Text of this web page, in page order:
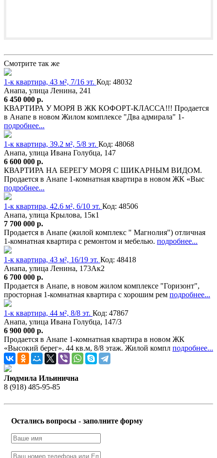
Смотрите так же
1-к квартира, 43 м², 7/16 эт. Код: 48032
Анапа, улица Ленина, 241
6 450 000 р.
КВАРТИРА У МОРЯ В ЖК КОФОРТ-КЛАССА!!! Продается
в Анапе в новом Жилом комплексе "Два адмирала" 1-
подробнее...
1-к квартира, 39.2 м², 5/8 эт. Код: 48068
Анапа, улица Ивана Голубца, 147
6 600 000 р.
КВАРТИРА НА БЕРЕГУ МОРЯ С ШИКАРНЫМ ВИДОМ.
Продается в Анапе 1-комнатная квартира в новом ЖК «Выс
подробнее...
1-к квартира, 42.6 м², 6/10 эт. Код: 48506
Анапа, улица Крылова, 15к1
7 700 000 р.
Продается в Анапе (жилой комплекс " Магнолия") отличная
1-комнатная квартира с ремонтом и мебелью. подробнее...
1-к квартира, 43 м², 16/19 эт. Код: 48418
Анапа, улица Ленина, 173Ак2
6 700 000 р.
Продается в Анапе, в новом жилом комплексе "Горизонт",
просторная 1-комнатная квартира с хорошим рем подробнее...
1-к квартира, 44 м², 8/8 эт. Код: 47867
Анапа, улица Ивана Голубца, 147/3
6 900 000 р.
Продается в Анапе 1-комнатная квартира в новом ЖК
«Высокий берег». 44 кв.м, 8/8 этаж. Жилой компл подробнее...
Людмила Ильинична
8 (918) 485-95-85
Остались вопросы - заполните форму